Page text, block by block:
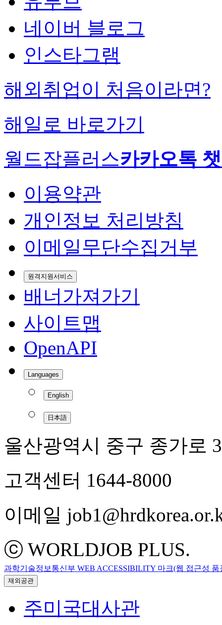
네이버 블로그
인스타그램
해외취업이 처음이라면?
해일로 바로가기
월드잡플러스카카오톡
이용약관
개인정보 처리방침
이메일무단수집거부
원격지원서비스
배너가져가기
사이트맵
OpenAPI
Languages
English
日本語
울산광역시 중구 종가로
고객센터 1644-8000
이메일
ⓒ WORLDJOB PLUS.
과학기술정보통신부 WEB ACCESSIBILITY 마크(웹 접근성 품
재외공관
주미국대사관